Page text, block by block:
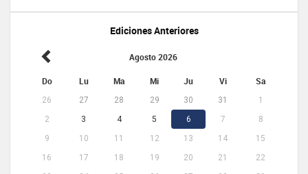
Ediciones Anteriores
Agosto 2026
Do Lu Ma Mi Ju Vi Sa
26 27 28 29 30 31
1
2
3 4 5 6 7
8
9
10 11 12 13 14
15
16
17 18 19 20 21
22